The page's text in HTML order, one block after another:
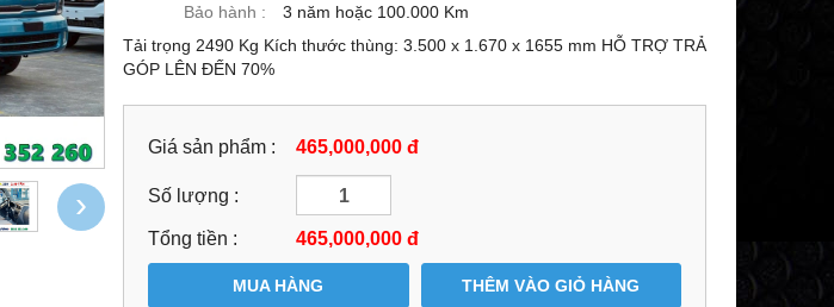
›
Bảo hành :
3 năm hoặc 100.000 Km
Tải trọng 2490 Kg Kích thước thùng: 3.500 x 1.670 x 1655 mm HỖ TRỢ TRẢ
GÓP LÊN ĐẾN 70%
Giá sản phẩm : 465,000,000 đ
Số lượng :
Tổng tiền : 465,000,000 đ
MUA HÀNG THÊM VÀO GIỎ HÀNG